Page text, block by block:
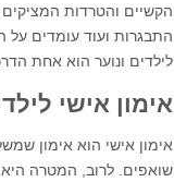
הקשיים והטרדות
התבגרות ועוד עומדים על
לילדים ונוער הוא אחת
אימון אישי
אימון אישי הוא אימון
שואפים. לרוב, המטרה היא